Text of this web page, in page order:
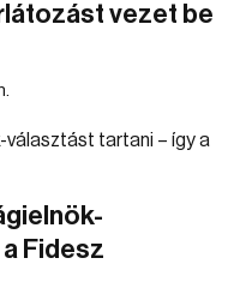
vezet be
Fidesz